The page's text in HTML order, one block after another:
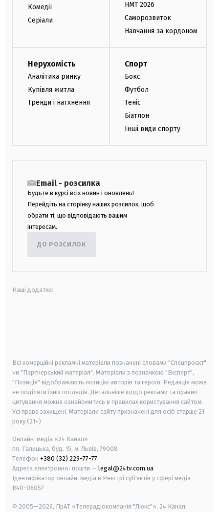
Комедії
Серіали
НМТ 2026
Саморозвиток
Навчання за кордоном
Нерухомість
Аналітика ринку
Купівля житла
Тренди і натхнення
Спорт
Бокс
Футбол
Теніс
Біатлон
Інші види спорту
Email - розсилка
Будьте в курсі всіх новин і оновлень!
Перейдіть на сторінку наших розсилок, щоб
обрати ті, що відповідають вашим
інтересам.
ДО РОЗСИЛОК
Наші додатки:
Всі комерційні рекламні матеріали позначені словами "Спецпроєкт"
чи "Партнерський матеріал". Матеріали з позначкою "Експерт",
"Позиція" відображають позицію авторів та героїв. Редакція може
не поділяти їхніх поглядів. Детальніше щодо реклами та правил
цитування можна ознайомитись в правилах користування сайтом.
Усі права захищені. Матеріали сайту призначені для осіб старше 21
року (21+)
Онлайн-медіа «24 Канал»
пл. Галицька, буд. 15, м. Львів, 79008
Телефон +380 (32) 229-77-77
Адреса електронної пошти — legal@24tv.com.ua
Ідентифікатор онлайн-медіа в Реєстрі суб'єктів у сфері медіа —
R40-06057
© 2005—2026, ПрАТ «Телерадіокомпанія "Люкс"», 24 Канал.